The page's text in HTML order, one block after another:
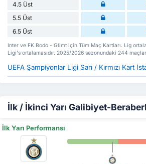
4.5 Üst
5.5 Üst
6.5 Üst
Inter ve FK Bodo - Glimt için Tüm Maç Kartları. Lig
Ligi's ortalamasıdır. 2025/2026 sezonundaki 244
UEFA Şampiyonlar Ligi Sarı / Kırmızı Kart
İlk / İkinci Yarı Galibiyet-
İlk Yarı Performansı